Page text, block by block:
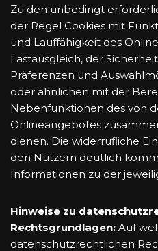
Zu den unbedingt
der Regel Cookies mit
und Lauffähigkeit des
Lastausgleich, der
Präferenzen und
oder ähnlichen mit der
Nebenfunktionen des von
Onlineangebotes
dienen. Die widerrufliche
den Nutzern deutlich
Informationen zu der
Hinweise zu
Rechtsgrundlagen: Auf
datenschutzrechtlichen